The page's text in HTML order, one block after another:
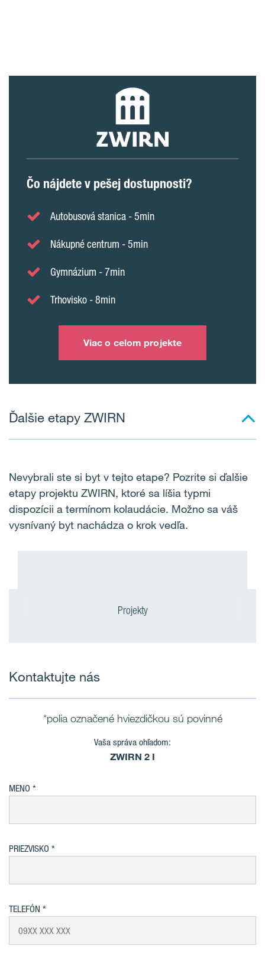
Čo nájdete v pešej dostupnosti?
Autobusová stanica - 5min
Nákupné centrum - 5min
Gymnázium - 7min
Trhovisko - 8min
Viac o celom projekte
Ďalšie etapy ZWIRN
Nevybrali ste si byt v tejto etape? Pozrite si ďalšie
etapy projektu ZWIRN, ktoré sa líšia typmi
dispozícii a termínom kolaudácie. Možno sa váš
vysnívaný byt nachádza o krok vedľa.
Projekty
Kontaktujte nás
*polia označené hviezdičkou sú povinné
Vaša správa ohľadom:
ZWIRN 2 I
MENO
PRIEZVISKO
TELEFÓN